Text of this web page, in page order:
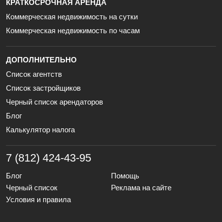
КРАТКОСРОЧНАЯ АРЕНДА
Коммерческая недвижимость на сутки
Коммерческая недвижимость по часам
ДОПОЛНИТЕЛЬНО
Список агентств
Список застройщиков
Черный список арендаторов
Блог
Калькулятор налога
7 (812) 424-43-95
Блог
Помощь
Черный список
Реклама на сайте
Условия и правила